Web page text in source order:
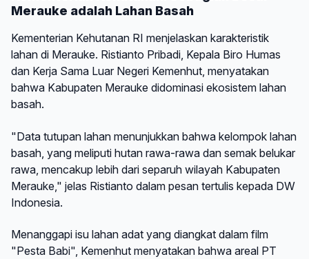
Merauke adalah Lahan Basah
Kementerian Kehutanan RI menjelaskan karakteristik
lahan di Merauke. Ristianto Pribadi, Kepala Biro Humas
dan Kerja Sama Luar Negeri Kemenhut, menyatakan
bahwa Kabupaten Merauke didominasi ekosistem lahan
basah.
"Data tutupan lahan menunjukkan bahwa kelompok lahan
basah, yang meliputi hutan rawa-rawa dan semak belukar
rawa, mencakup lebih dari separuh wilayah Kabupaten
Merauke," jelas Ristianto dalam pesan tertulis kepada DW
Indonesia.
Menanggapi isu lahan adat yang diangkat dalam film
"Pesta Babi", Kemenhut menyatakan bahwa areal PT